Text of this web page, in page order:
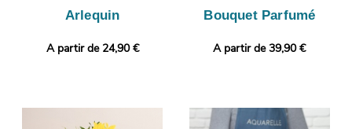
Arlequin
A partir de 24,90 €
Bouquet Parfumé
A partir de 39,90 €